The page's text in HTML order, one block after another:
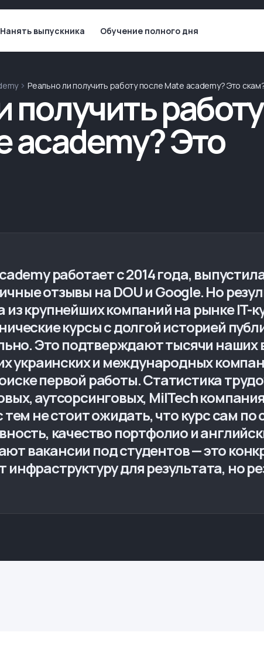
Нанять выпускника Обучение полного дня
Реально ли получить работу после Mate academy? Это
получить работу
academy? Это
работает с 2014 года,
отзывы на DOU и Google. Но
из крупнейших компаний на рынке
курсы с долгой историей
Это подтверждают тысячи наших
украинских и международных
первой работы. Статистика
аутсорсинговых, MilTech
не стоит ожидать, что курс сам по
качество портфолио и
вакансии под студентов — это
для результата, но